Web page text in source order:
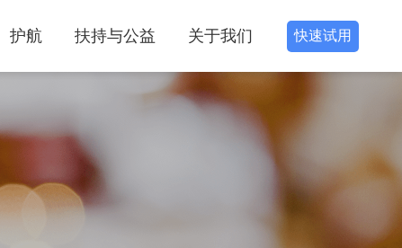
护航 扶持与公益 关于我们 快速试用